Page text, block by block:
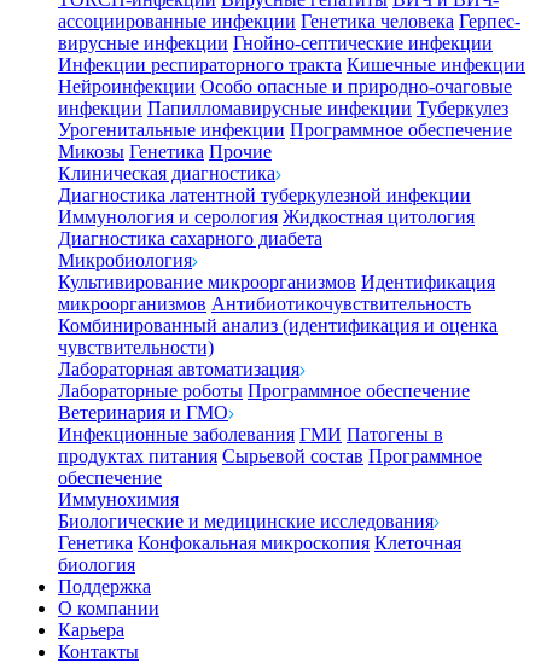
ассоциированные инфекции Генетика человека Герпес-
вирусные инфекции Гнойно-септические инфекции
Инфекции респираторного тракта Кишечные инфекции
Нейроинфекции Особо опасные и природно-очаговые
инфекции Папилломавирусные инфекции Туберкулез
Урогенитальные инфекции Программное обеспечение
Микозы Генетика Прочие
Клиническая диагностика
Диагностика латентной туберкулезной инфекции
Иммунология и серология Жидкостная цитология
Диагностика сахарного диабета
Микробиология
Культивирование микроорганизмов Идентификация
микроорганизмов Антибиотикочувствительность
Комбинированный анализ (идентификация и оценка
чувствительности)
Лабораторная автоматизация
Лабораторные роботы Программное обеспечение
Ветеринария и ГМО
Инфекционные заболевания ГМИ Патогены в
продуктах питания Сырьевой состав Программное
обеспечение
Иммунохимия
Биологические и медицинские исследования
Генетика Конфокальная микроскопия Клеточная
биология
Поддержка
О компании
Карьера
Контакты